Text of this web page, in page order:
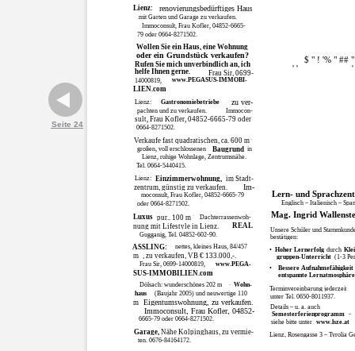
Seite 24
$ " ! '% " ## "
' '
'
Lern- und
Englisch – Italienisch –
Mag. Ingrid
Unsere Schüler und
bestätigen:
• Hoher Lernerfolg durch
gruppen-Unterricht (1-3
•
Bessere Aufnahmefähigkeit
entspannte Lernatmosphäre
Terminvereinbarung jederzeit
unter Tel. 0650-8011937.
Details – u. a. auch
Semesterferienprogramm –
siehe bitte unter
www.lsze.at
Lienz, Rosengasse 3 – Tyrolia
Lienz: renovierungsbedürftiges Haus
mit Garten und Garage zu verkaufen.
Immoconsult, Frau Kofler, 04852-6665-
79 oder 0664-8271502.
Wollen Sie ein Haus, eine Wohnung
oder ein Grundstück verkaufen?
Rufen Sie mich unverbindlich an, ich
helfe Ihnen gerne.
Frau Sir, 0699-
14000819, www.PEGASUS-IMMOBI-
LIEN.com
Lienz: Gastronomiebetriebe zu ver-
pachten und zu verkaufen. Immocon-
sult, Frau Kofler, 04852-6665-79 oder
0664-8271502.
Verkaufe fast quadratischen, ca. 600 m 2
großen, voll erschlossenen Baugrund in
Lienz, ruhige Wohnlage, Zentrumsnähe.
Tel. 0664-5440415.
Lienz: Einzimmerwohnung,
im Stadt-
zentrum, günstig zu verkaufen.
Im-
moconsult, Frau Kofler, 04852-6665-79
oder 0664-8271502.
Luxus pur.. 100 m 2 Dachterrassenwoh-
nung mit Lifestyle in Lienz. REAL
Gugganig, Tel. 04852-602-90.
ASSLING: nettes, kleines Haus, 84/457
m , zu verkaufen, VB € 133.000,-.
Frau Sir, 0699-14000819, www.PEGA-
SUS-IMMOBILIEN.com
Dölsach: wunderschönes 202 m 2
Wohn-
haus
(Baujahr 2005) und neuwertige 110
m
Eigentumswohnung, zu verkaufen.
Immoconsult, Frau Kofler, 04852-
6665-79 oder 0664-8271502.
Garage, Nähe Kolpinghaus, zu vermie-
ten. 0676-84164172.